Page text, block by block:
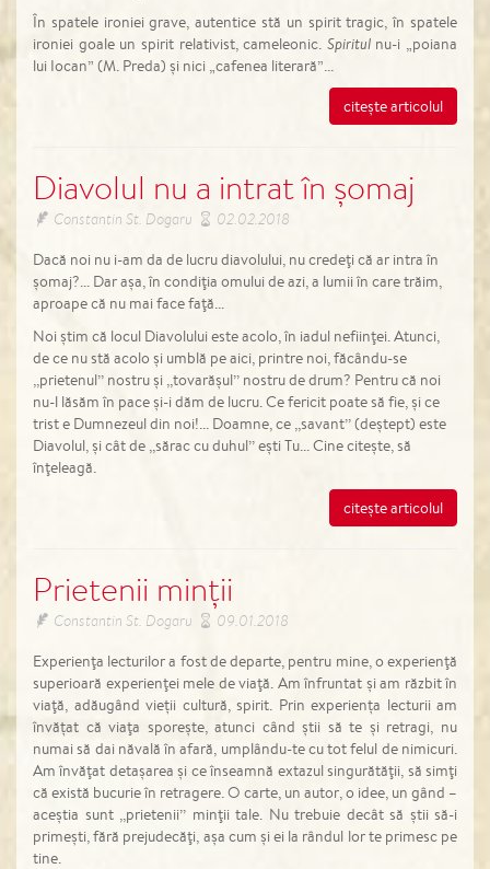
În spatele ironiei grave, autentice stă un spirit tragic, în spatele
ironiei goale un spirit relativist, cameleonic. Spiritulnu-i „poiana
lui Iocan” (M. Preda) şi nici „cafenea literară”...
citește articolul
Diavolul nu a intrat în șomaj
Constantin St. Dogaru 02.02.2018
Dacă noi nu i-am da de lucru diavolului, nu credeţi că ar intra în
şomaj?... Dar aşa, în condiţia omului de azi, a lumii în care trăim,
aproape că nu mai face faţă...
Noi ştim că locul Diavolului este acolo, în iadul nefiinţei. Atunci,
de ce nu stă acolo şi umblă pe aici, printre noi, făcându-se
,,prietenul’’ nostru şi ,,tovarăşul’’ nostru de drum? Pentru că noi
nu-l lăsăm în pace şi-i dăm de lucru. Ce fericit poate să fie, şi ce
trist e Dumnezeul din noi!... Doamne, ce ,,savant’’ (deştept) este
Diavolul, şi cât de ,,sărac cu duhul’’ eşti Tu... Cine citeşte, să
înţeleagă.
citește articolul
Prietenii minții
Constantin St. Dogaru 09.01.2018
Experienţa lecturilor a fost de departe, pentru mine, o experienţă
superioară experienţei mele de viaţă. Am înfruntat şi am răzbit în
viaţă, adăugând vieții cultură, spirit. Prin experiența lecturii am
învățat că viaţa sporeşte, atunci când ştii să te şi retragi, nu
numai să dai năvală în afară, umplându-te cu tot felul de nimicuri.
Am învăţat detaşarea şi ce înseamnă extazul singurătăţii, să simţi
că există bucurie în retragere. O carte, un autor, o idee, un gând –
aceştia sunt ,,prietenii’’ minţii tale. Nu trebuie decât să ştii să-i
primeşti, fără prejudecăţi, aşa cum şi ei la rândul lor te primesc pe
tine.